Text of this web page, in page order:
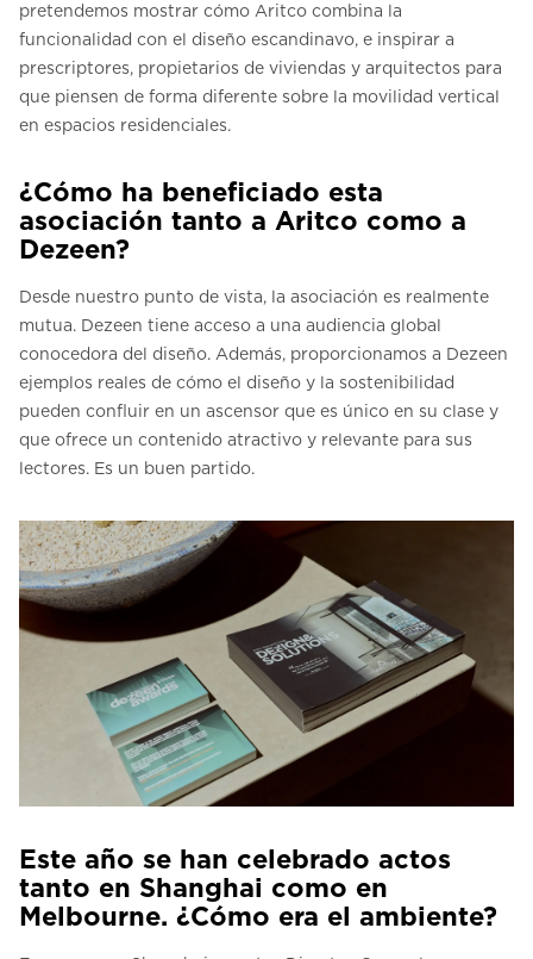
pretendemos mostrar cómo Aritco combina la
funcionalidad con el diseño escandinavo, e inspirar a
prescriptores, propietarios de viviendas y arquitectos para
que piensen de forma diferente sobre la movilidad vertical
en espacios residenciales.
¿Cómo ha beneficiado esta
asociación tanto a Aritco como a
Dezeen?
Desde nuestro punto de vista, la asociación es realmente
mutua. Dezeen tiene acceso a una audiencia global
conocedora del diseño. Además, proporcionamos a Dezeen
ejemplos reales de cómo el diseño y la sostenibilidad
pueden confluir en un ascensor que es único en su clase y
que ofrece un contenido atractivo y relevante para sus
lectores. Es un buen partido.
Este año se han celebrado actos
tanto en Shanghai como en
Melbourne. ¿Cómo era el ambiente?